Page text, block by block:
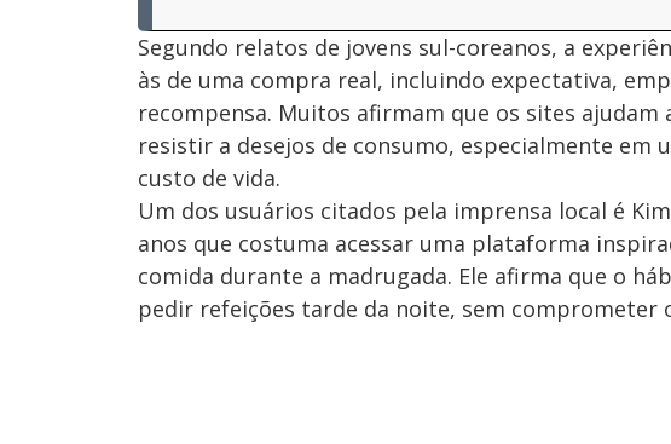
Segundo relatos de jovens sul-coreanos, a
às de uma compra real, incluindo expectativa,
recompensa. Muitos afirmam que os sites
resistir a desejos de consumo, especialmente em
custo de vida.
Um dos usuários citados pela imprensa local é
anos que costuma acessar uma plataforma
comida durante a madrugada. Ele afirma que o
pedir refeições tarde da noite, sem comprometer